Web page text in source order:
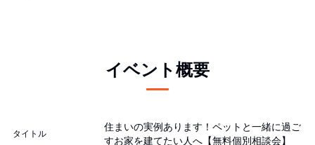
イベント概要
タイトル
住まいの実例あります！ペットと一緒に過ご
すお家を建てたい人へ【無料個別相談会】